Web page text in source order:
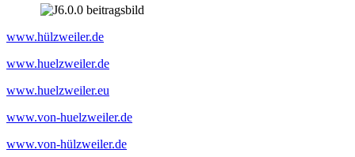
www.hülzweiler.de
www.huelzweiler.de
www.huelzweiler.eu
www.von-huelzweiler.de
www.von-hülzweiler.de